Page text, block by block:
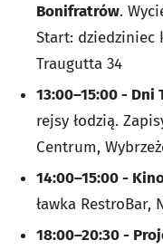
Bonifratrów.
Start: dziedziniec
Traugutta 34
13:00–15:00 -
rejsy łodzią.
Centrum,
14:00–15:00 -
ławka RestroBar,
18:00–20:30 -